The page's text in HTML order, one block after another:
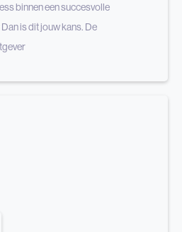
binnen een succesvolle
is dit jouw kans. De